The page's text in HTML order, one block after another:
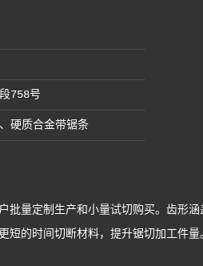
758号
硬质合金带锯条
量定制生产和小量试切购买。齿形
短的时间切断材料，提升锯切加工件